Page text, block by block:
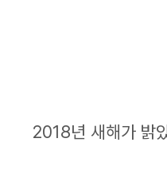
2018년 새해가 밝